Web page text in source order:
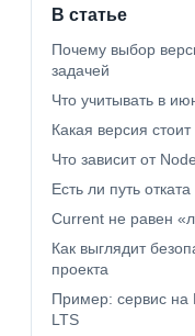
В статье
Почему выбор
задачей
Что учитывать в
Какая версия
Что зависит от
Есть ли путь отката
Current не равен
Как выглядит
проекта
Пример: сервис на
LTS